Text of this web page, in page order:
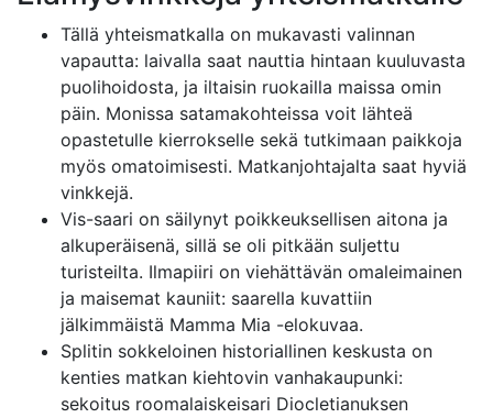
Tällä yhteismatkalla on mukavasti valinnan
vapautta: laivalla saat nauttia hintaan kuuluvasta
puolihoidosta, ja iltaisin ruokailla maissa omin
päin. Monissa satamakohteissa voit lähteä
opastetulle kierrokselle sekä tutkimaan paikkoja
myös omatoimisesti. Matkanjohtajalta saat hyviä
vinkkejä.
Vis-saari on säilynyt poikkeuksellisen aitona ja
alkuperäisenä, sillä se oli pitkään suljettu
turisteilta. Ilmapiiri on viehättävän omaleimainen
ja maisemat kauniit: saarella kuvattiin
jälkimmäistä Mamma Mia -elokuvaa.
Splitin sokkeloinen historiallinen keskusta on
kenties matkan kiehtovin vanhakaupunki:
sekoitus roomalaiskeisari Diocletianuksen